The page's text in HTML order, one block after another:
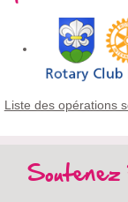
Liste des opérations